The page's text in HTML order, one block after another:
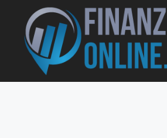
springen